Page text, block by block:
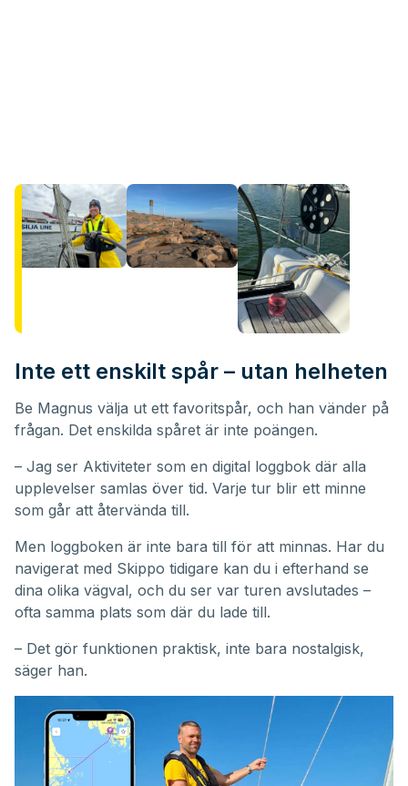
Inte ett enskilt spår – utan helheten
Be Magnus välja ut ett favoritspår, och han vänder på
frågan. Det enskilda spåret är inte poängen.
– Jag ser Aktiviteter som en digital loggbok där alla
upplevelser samlas över tid. Varje tur blir ett minne
som går att återvända till.
Men loggboken är inte bara till för att minnas. Har du
navigerat med Skippo tidigare kan du i efterhand se
dina olika vägval, och du ser var turen avslutades –
ofta samma plats som där du lade till.
– Det gör funktionen praktisk, inte bara nostalgisk,
säger han.